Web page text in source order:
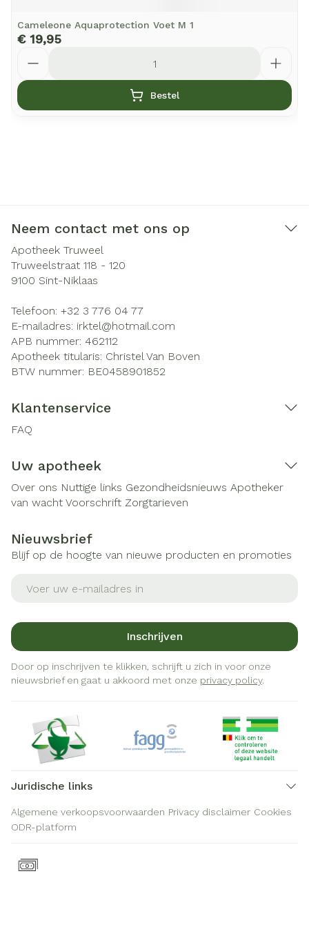
Cameleone Aquaprotection Voet M 1
€ 19,95
Bestel
Neem contact met ons op
Apotheek Truweel
Truweelstraat 118 - 120
9100 Sint-Niklaas
Telefoon: +32 3 776 04 77
E-mailadres: irktel@hotmail.com
APB nummer: 462112
Apotheek titularis: Christel Van Boven
BTW nummer: BE0458901852
Klantenservice
FAQ
Uw apotheek
Over ons Nuttige links Gezondheidsnieuws Apotheker
van wacht Voorschrift Zorgtarieven
Nieuwsbrief
Blijf op de hoogte van nieuwe producten en promoties
Inschrijven
Door op inschrijven te klikken, schrijft u zich in voor onze
nieuwsbrief en gaat u akkoord met onze privacy policy.
Juridische links
Algemene verkoopsvoorwaarden Privacy disclaimer Cookies
ODR-platform